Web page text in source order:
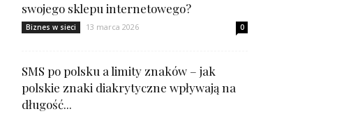
swojego sklepu internetowego?
Biznes w sieci 13 marca 2026 0
SMS po polsku a limity znaków – jak
polskie znaki diakrytyczne wpływają na
długość...